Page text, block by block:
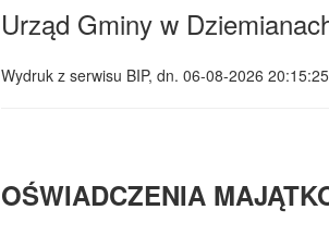
Urząd Gminy w
Wydruk z serwisu BIP, dn. 06-08-2026 20:15:25
OŚWIADCZENIA